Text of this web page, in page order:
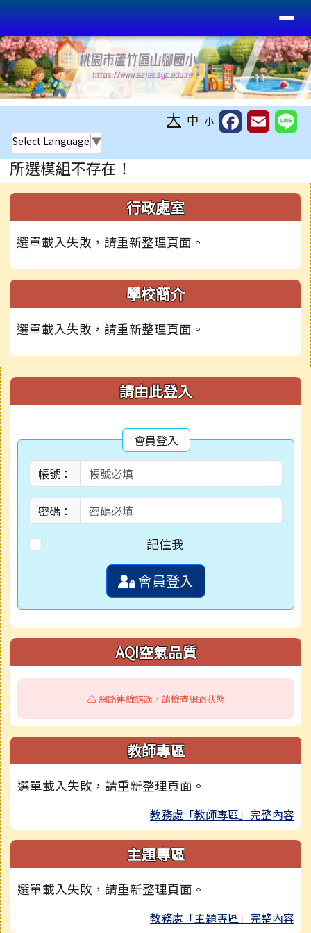
跳至主內容區
桃園市蘆竹區山腳國小
導覽列
大 中 小
Select Language ▼
主內容區域
所選模組不存在！
左邊區域內容 行政處室
選單載入失敗，請重新整理頁面。
學校簡介
選單載入失敗，請重新整理頁面。
右邊區域內容 請由此登入
會員登入
帳號：
密碼：
記住我
會員登入
AQI空氣品質
⚠️ 網路連線錯誤，請檢查網路狀態
教師專區
選單載入失敗，請重新整理頁面。
教務處「教師專區」完整內容
主題專區
選單載入失敗，請重新整理頁面。
教務處「主題專區」完整內容
頁尾區域